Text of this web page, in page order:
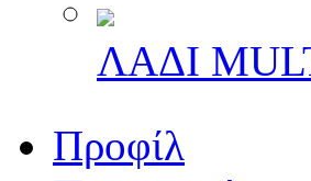
ΛΑΔΙ
Προφίλ